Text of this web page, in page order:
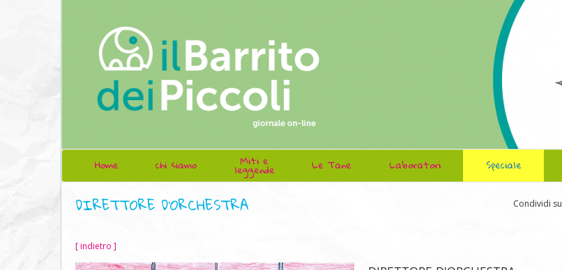
Home chi siamo Miti e
leggende Le Tane Laboratori Speciale
Condividi su
DIRETTORE D'ORCHESTRA
[ indietro ]